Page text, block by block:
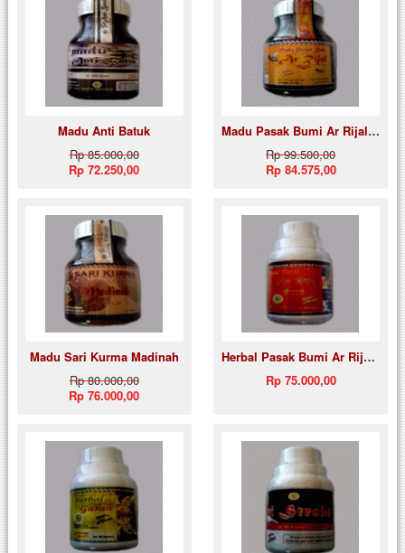
Madu Anti Batuk
Rp 85.000,00
Rp 72.250,00
Madu Pasak Bumi Ar Rijal / Madu Penambah Vitalitas Ar Rijal
Rp 99.500,00
Rp 84.575,00
Madu Sari Kurma Madinah
Rp 80.000,00
Rp 76.000,00
Herbal Pasak Bumi Ar Rijal / Herbal Vitalitas
Rp 75.000,00